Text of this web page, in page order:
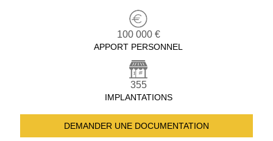
100 000 €
APPORT PERSONNEL
355
IMPLANTATIONS
DEMANDER UNE DOCUMENTATION